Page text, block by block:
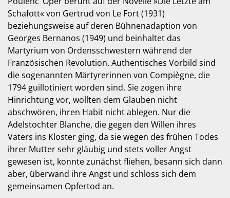
Schafott« von Gertrud von Le Fort (1931)
beziehungsweise auf deren Bühnenadaption von
Georges Bernanos (1949) und beinhaltet das
Martyrium von Ordensschwestern während der
Französischen Revolution. Authentisches Vorbild sind
die sogenannten Märtyrerinnen von Compiègne, die
1794 guillotiniert worden sind. Sie zogen ihre
Hinrichtung vor, wollten dem Glauben nicht
abschwören, ihren Habit nicht ablegen. Nur die
Adelstochter Blanche, die gegen den Willen ihres
Vaters ins Kloster ging, da sie wegen des frühen Todes
ihrer Mutter sehr gläubig und stets voller Angst
gewesen ist, konnte zunächst fliehen, besann sich dann
aber, überwand ihre Angst und schloss sich dem
gemeinsamen Opfertod an.